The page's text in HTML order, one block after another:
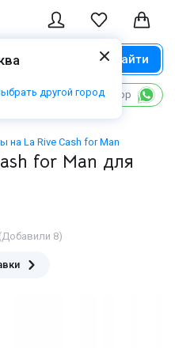
другой город
Найти
Написать в WhatsApp
на La Rive Cash for Man
for Man для
(Добавили 8)